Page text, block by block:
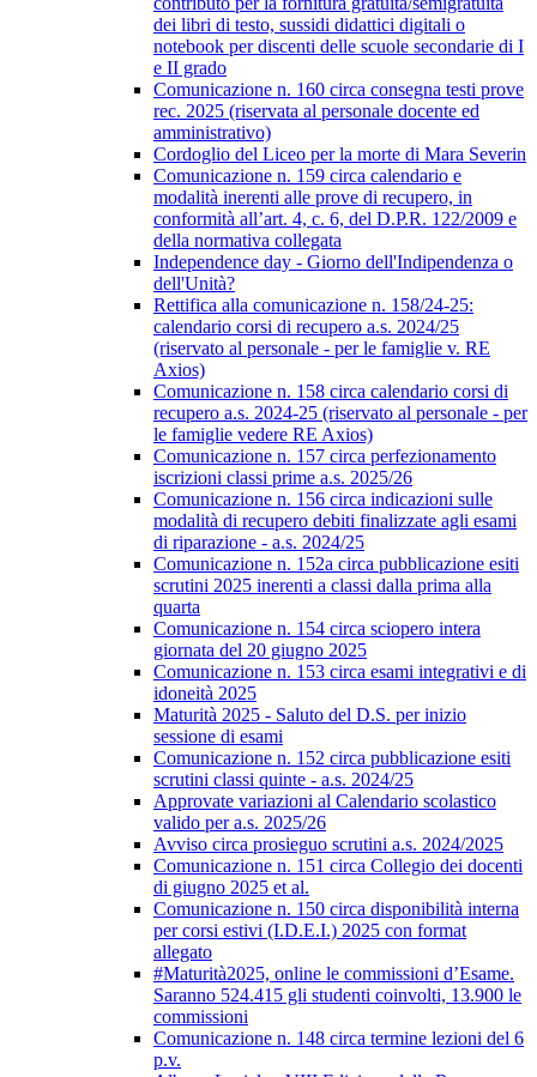
dei libri di testo, sussidi didattici digitali o
notebook per discenti delle scuole secondarie di I
e II grado
Comunicazione n. 160 circa consegna testi prove
rec. 2025 (riservata al personale docente ed
amministrativo)
Cordoglio del Liceo per la morte di Mara Severin
Comunicazione n. 159 circa calendario e
modalità inerenti alle prove di recupero, in
conformità all’art. 4, c. 6, del D.P.R. 122/2009 e
della normativa collegata
Independence day - Giorno dell'Indipendenza o
dell'Unità?
Rettifica alla comunicazione n. 158/24-25:
calendario corsi di recupero a.s. 2024/25
(riservato al personale - per le famiglie v. RE
Axios)
Comunicazione n. 158 circa calendario corsi di
recupero a.s. 2024-25 (riservato al personale - per
le famiglie vedere RE Axios)
Comunicazione n. 157 circa perfezionamento
iscrizioni classi prime a.s. 2025/26
Comunicazione n. 156 circa indicazioni sulle
modalità di recupero debiti finalizzate agli esami
di riparazione - a.s. 2024/25
Comunicazione n. 152a circa pubblicazione esiti
scrutini 2025 inerenti a classi dalla prima alla
quarta
Comunicazione n. 154 circa sciopero intera
giornata del 20 giugno 2025
Comunicazione n. 153 circa esami integrativi e di
idoneità 2025
Maturità 2025 - Saluto del D.S. per inizio
sessione di esami
Comunicazione n. 152 circa pubblicazione esiti
scrutini classi quinte - a.s. 2024/25
Approvate variazioni al Calendario scolastico
valido per a.s. 2025/26
Avviso circa prosieguo scrutini a.s. 2024/2025
Comunicazione n. 151 circa Collegio dei docenti
di giugno 2025 et al.
Comunicazione n. 150 circa disponibilità interna
per corsi estivi (I.D.E.I.) 2025 con format
allegato
#Maturità2025, online le commissioni d’Esame.
Saranno 524.415 gli studenti coinvolti, 13.900 le
commissioni
Comunicazione n. 148 circa termine lezioni del 6
p.v.